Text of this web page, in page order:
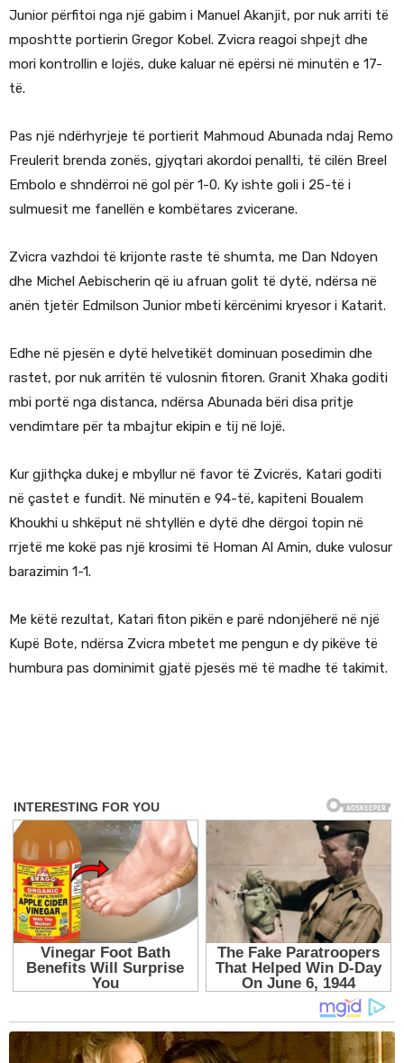
Junior përfitoi nga një gabim i Manuel Akanjit, por nuk arriti të
mposhtte portierin Gregor Kobel. Zvicra reagoi shpejt dhe
mori kontrollin e lojës, duke kaluar në epërsi në minutën e 17-
të.
Pas një ndërhyrjeje të portierit Mahmoud Abunada ndaj Remo
Freulerit brenda zonës, gjyqtari akordoi penallti, të cilën Breel
Embolo e shndërroi në gol për 1-0. Ky ishte goli i 25-të i
sulmuesit me fanellën e kombëtares zvicerane.
Zvicra vazhdoi të krijonte raste të shumta, me Dan Ndoyen
dhe Michel Aebischerin që iu afruan golit të dytë, ndërsa në
anën tjetër Edmilson Junior mbeti kërcënimi kryesor i Katarit.
Edhe në pjesën e dytë helvetikët dominuan posedimin dhe
rastet, por nuk arritën të vulosnin fitoren. Granit Xhaka goditi
mbi portë nga distanca, ndërsa Abunada bëri disa pritje
vendimtare për ta mbajtur ekipin e tij në lojë.
Kur gjithçka dukej e mbyllur në favor të Zvicrës, Katari goditi
në çastet e fundit. Në minutën e 94-të, kapiteni Boualem
Khoukhi u shkëput në shtyllën e dytë dhe dërgoi topin në
rrjetë me kokë pas një krosimi të Homan Al Amin, duke vulosur
barazimin 1-1.
Me këtë rezultat, Katari fiton pikën e parë ndonjëherë në një
Kupë Bote, ndërsa Zvicra mbetet me pengun e dy pikëve të
humbura pas dominimit gjatë pjesës më të madhe të takimit.